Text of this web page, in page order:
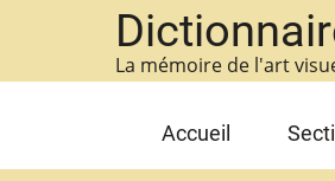
contenu
La mémoire de l'art
Main
Accueil